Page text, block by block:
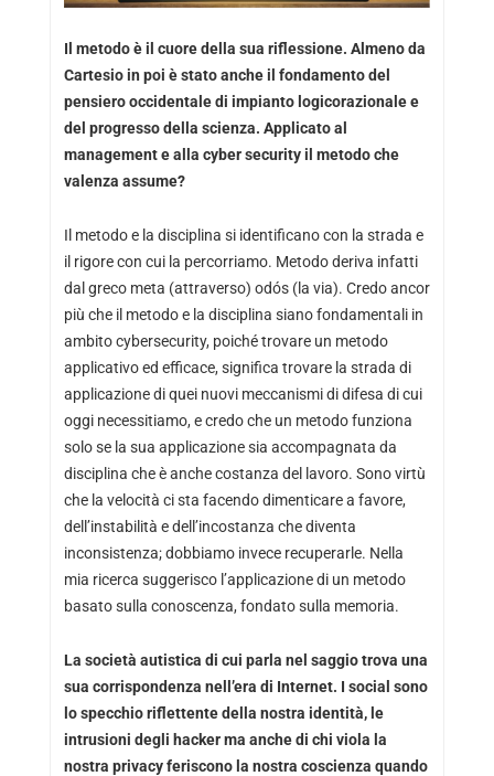
Il metodo è il cuore della sua riflessione. Almeno da
Cartesio in poi è stato anche il fondamento del
pensiero occidentale di impianto logicorazionale e
del progresso della scienza. Applicato al
management e alla cyber security il metodo che
valenza assume?
Il metodo e la disciplina si identificano con la strada e
il rigore con cui la percorriamo. Metodo deriva infatti
dal greco meta (attraverso) odós (la via). Credo ancor
più che il metodo e la disciplina siano fondamentali in
ambito cybersecurity, poiché trovare un metodo
applicativo ed efficace, significa trovare la strada di
applicazione di quei nuovi meccanismi di difesa di cui
oggi necessitiamo, e credo che un metodo funziona
solo se la sua applicazione sia accompagnata da
disciplina che è anche costanza del lavoro. Sono virtù
che la velocità ci sta facendo dimenticare a favore,
dell’instabilità e dell’incostanza che diventa
inconsistenza; dobbiamo invece recuperarle. Nella
mia ricerca suggerisco l’applicazione di un metodo
basato sulla conoscenza, fondato sulla memoria.
La società autistica di cui parla nel saggio trova una
sua corrispondenza nell’era di Internet. I social sono
lo specchio riflettente della nostra identità, le
intrusioni degli hacker ma anche di chi viola la
nostra privacy feriscono la nostra coscienza quando